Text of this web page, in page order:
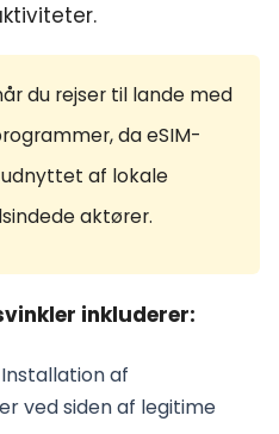
du rejser til lande med
da eSIM-
af lokale
aktører.
inkluderer:
af
ved siden af legitime